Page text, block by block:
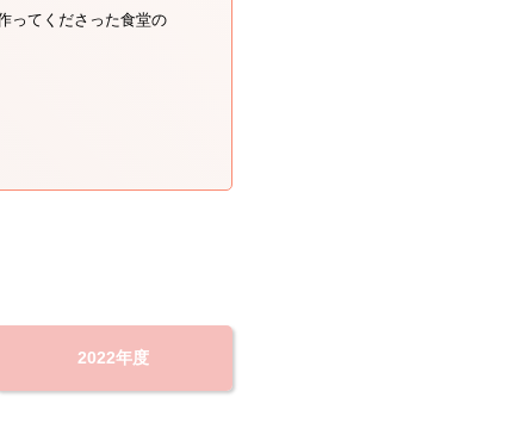
ってくださった食堂の
2022年度